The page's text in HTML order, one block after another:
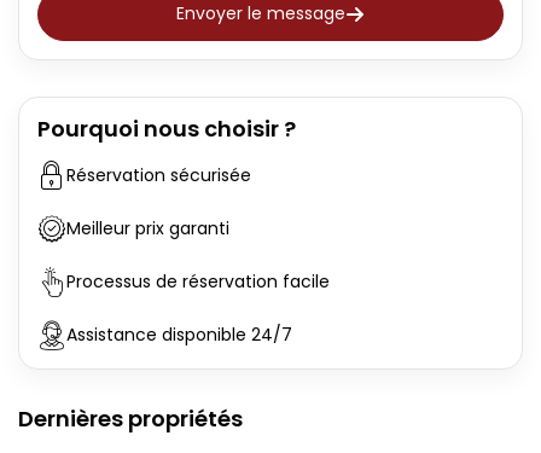
Envoyer le message
Pourquoi nous choisir ?
Réservation sécurisée
Meilleur prix garanti
Processus de réservation facile
Assistance disponible 24/7
Dernières propriétés